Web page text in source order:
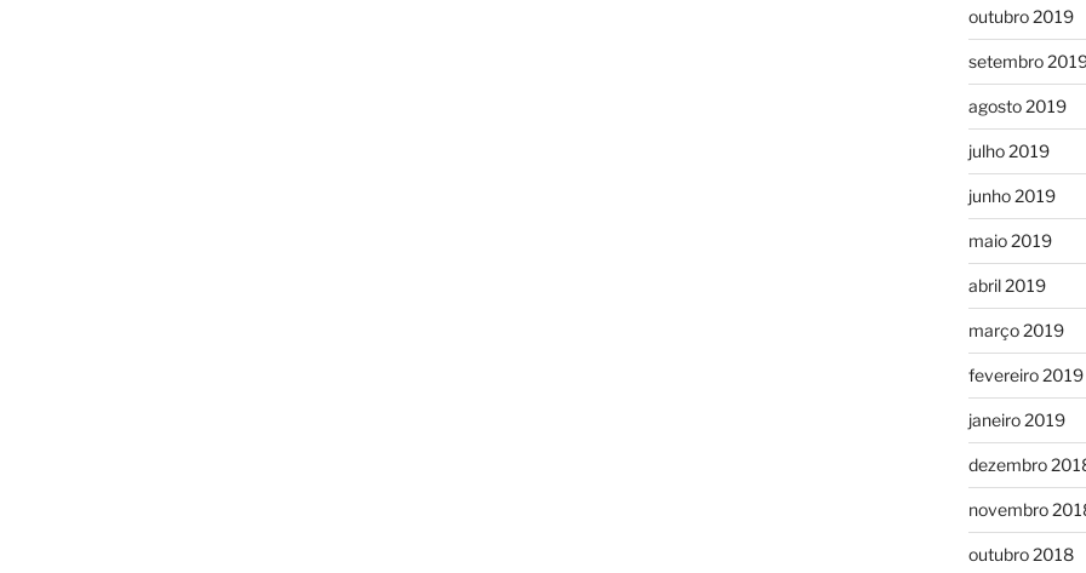
outubro 2019
setembro
agosto 2019
julho 2019
junho 2019
maio 2019
abril 2019
março 2019
fevereiro 2019
janeiro 2019
dezembro
novembro
outubro 2018